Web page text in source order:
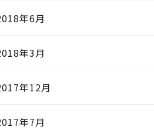
年6月
年3月
年12月
年7月